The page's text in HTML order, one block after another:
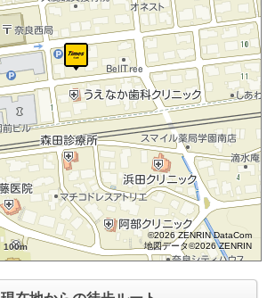
100m
©2026 ZENRIN DataCom
地図データ©2026 ZENRIN